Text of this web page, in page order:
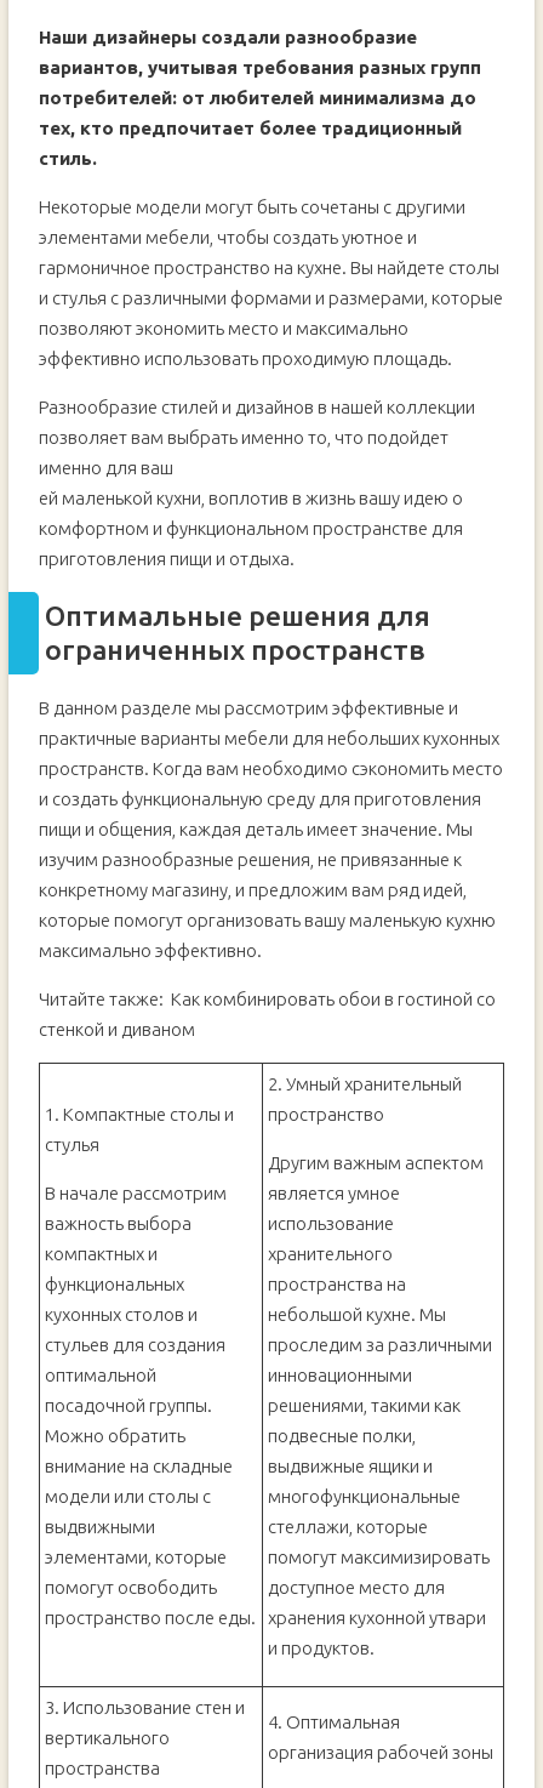
Наши дизайнеры создали разнообразие
вариантов, учитывая требования разных групп
потребителей: от любителей минимализма до
тех, кто предпочитает более традиционный
стиль.
Некоторые модели могут быть сочетаны с другими
элементами мебели, чтобы создать уютное и
гармоничное пространство на кухне. Вы найдете столы
и стулья с различными формами и размерами, которые
позволяют экономить место и максимально
эффективно использовать проходимую площадь.
Разнообразие стилей и дизайнов в нашей коллекции
позволяет вам выбрать именно то, что подойдет
именно для ваш
ей маленькой кухни, воплотив в жизнь вашу идею о
комфортном и функциональном пространстве для
приготовления пищи и отдыха.
Оптимальные решения для
ограниченных пространств
В данном разделе мы рассмотрим эффективные и
практичные варианты мебели для небольших кухонных
пространств. Когда вам необходимо сэкономить место
и создать функциональную среду для приготовления
пищи и общения, каждая деталь имеет значение. Мы
изучим разнообразные решения, не привязанные к
конкретному магазину, и предложим вам ряд идей,
которые помогут организовать вашу маленькую кухню
максимально эффективно.
Читайте также: Как комбинировать обои в гостиной со
стенкой и диваном
1. Компактные столы и
стулья
В начале рассмотрим
важность выбора
компактных и
функциональных
кухонных столов и
стульев для создания
оптимальной
посадочной группы.
Можно обратить
внимание на складные
модели или столы с
выдвижными
элементами, которые
помогут освободить
пространство после еды.
2. Умный хранительный
пространство
Другим важным аспектом
является умное
использование
хранительного
пространства на
небольшой кухне. Мы
проследим за различными
инновационными
решениями, такими как
подвесные полки,
выдвижные ящики и
многофункциональные
стеллажи, которые
помогут максимизировать
доступное место для
хранения кухонной утвари
и продуктов.
3. Использование стен и
вертикального
пространства
4. Оптимальная
организация рабочей зоны